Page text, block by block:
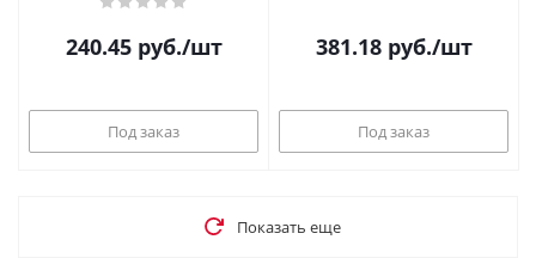
240.45руб./шт
Под заказ
381.18руб./шт
Под заказ
Показать еще